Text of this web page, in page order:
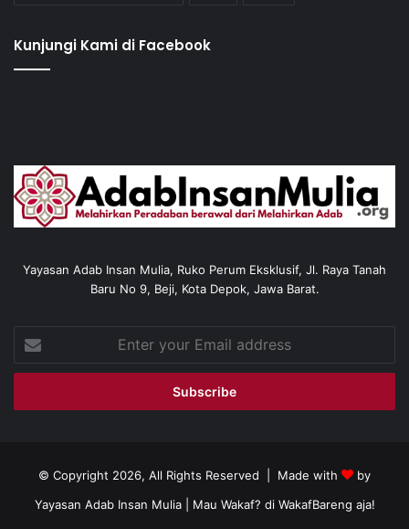
Kunjungi Kami di Facebook
Yayasan Adab Insan Mulia, Ruko Perum Eksklusif, Jl. Raya Tanah
Baru No 9, Beji, Kota Depok, Jawa Barat.
your
Email
© Copyright 2026, All Rights Reserved | Made with
by
Yayasan Adab Insan Mulia| Mau Wakaf? di WakafBareng aja!